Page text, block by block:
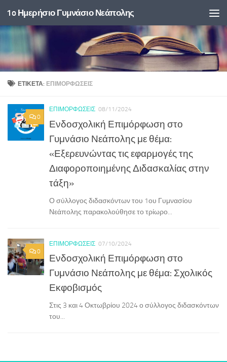
Skip to content
1o Ημερήσιο Γυμνάσιο Νεάπολης
ΕΤΙΚΈΤΑ: ΕΠΙΜΟΡΦΏΣΕΙΣ
0
ΕΠΙΜΟΡΦΏΣΕΙΣ 08/11/2024
Ενδοσχολική Επιμόρφωση στο
Γυμνάσιο Νεάπολης με θέμα:
«Εξερευνώντας τις εφαρμογές της
Διαφοροποιημένης Διδασκαλίας στην
τάξη»
Ο σύλλογος διδασκόντων του 1ου Γυμνασίου
Νεάπολης παρακολούθησε το τρίωρο...
0
ΕΠΙΜΟΡΦΏΣΕΙΣ 07/10/2024
Ενδοσχολική Επιμόρφωση στο
Γυμνάσιο Νεάπολης με θέμα: Σχολικός
Εκφοβισμός
Στις 3 και 4 Οκτωβρίου 2024 ο σύλλογος διδασκόντων
του...